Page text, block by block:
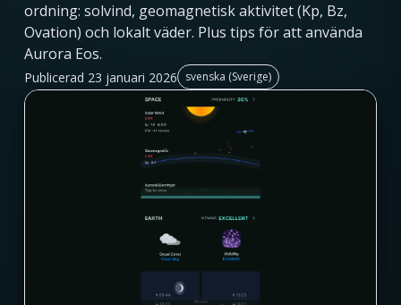
ordning: solvind, geomagnetisk aktivitet (Kp, Bz,
Ovation) och lokalt väder. Plus tips för att använda
Aurora Eos.
Publicerad 23 januari 2026 svenska (Sverige)